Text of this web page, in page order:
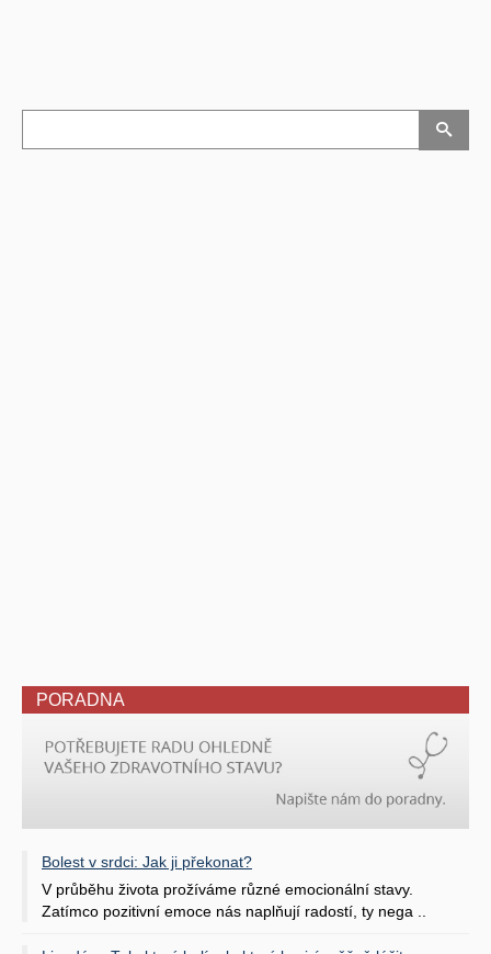
PORADNA
Bolest v srdci: Jak ji překonat?
V průběhu života prožíváme různé emocionální stavy.
Zatímco pozitivní emoce nás naplňují radostí, ty nega ..